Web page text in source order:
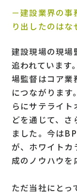
－建設業界の
り出したのはな
建設現場の現場
追われています
場監督はコア業
につながります
らにサテライト
どを通じて、
ました。今は
が、ホワイトカ
成のノウハウを
ただ当社にとっ